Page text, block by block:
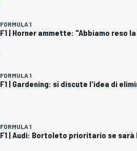
FORMULA 1
F1 | Horner ammette: "Abbiamo reso
FORMULA 1
F1 | Gardening: si discute l'idea di
FORMULA 1
F1 | Audi: Bortoleto prioritario se sarà